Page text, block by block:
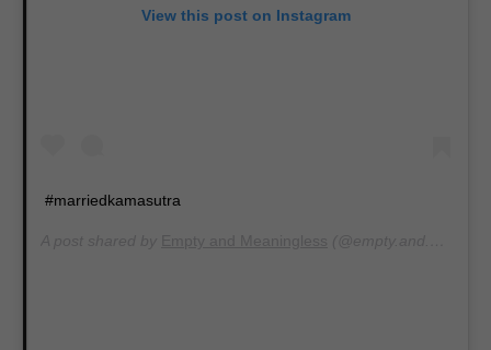
View this post on Instagram
#marriedkamasutra